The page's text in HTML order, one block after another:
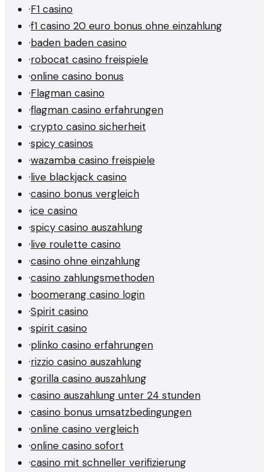
·F1 casino
·f1 casino 20 euro bonus ohne einzahlung
·baden baden casino
·robocat casino freispiele
·online casino bonus
·Flagman casino
·flagman casino erfahrungen
·crypto casino sicherheit
·spicy casinos
·wazamba casino freispiele
·live blackjack casino
·casino bonus vergleich
·ice casino
·spicy casino auszahlung
·live roulette casino
·casino ohne einzahlung
·casino zahlungsmethoden
·boomerang casino login
·Spirit casino
·spirit casino
·plinko casino erfahrungen
·rizzio casino auszahlung
·gorilla casino auszahlung
·casino auszahlung unter 24 stunden
·casino bonus umsatzbedingungen
·online casino vergleich
·online casino sofort
·casino mit schneller verifizierung